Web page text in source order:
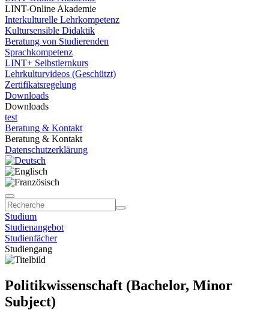
LINT-Online Akademie
Interkulturelle Lehrkompetenz
Kultursensible Didaktik
Beratung von Studierenden
Sprachkompetenz
LINT+ Selbstlernkurs
Lehrkulturvideos (Geschützt)
Zertifikatsregelung
Downloads
Downloads
test
Beratung & Kontakt
Beratung & Kontakt
Datenschutzerklärung
Studium
Studienangebot
Studienfächer
Studiengang
Politikwissenschaft (Bachelor, Minor
Subject)